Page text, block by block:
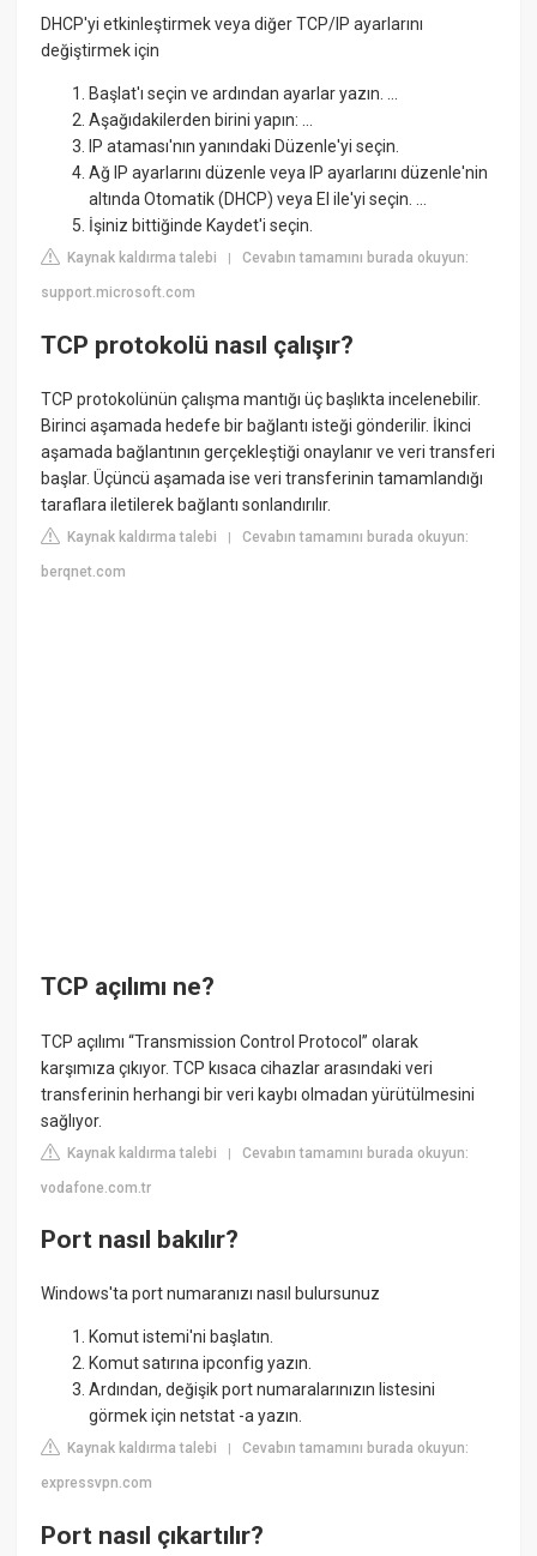
DHCP'yi etkinleştirmek veya diğer TCP/IP ayarlarını
değiştirmek için
Başlat'ı seçin ve ardından ayarlar yazın. ...
Aşağıdakilerden birini yapın: ...
IP ataması'nın yanındaki Düzenle'yi seçin.
Ağ IP ayarlarını düzenle veya IP ayarlarını düzenle'nin
altında Otomatik (DHCP) veya El ile'yi seçin. ...
İşiniz bittiğinde Kaydet'i seçin.
Kaynak kaldırma talebi |Cevabın tamamını burada okuyun:
support.microsoft.com
TCP protokolü nasıl çalışır?
TCP protokolünün çalışma mantığı üç başlıkta incelenebilir.
Birinci aşamada hedefe bir bağlantı isteği gönderilir. İkinci
aşamada bağlantının gerçekleştiği onaylanır ve veri transferi
başlar. Üçüncü aşamada ise veri transferinin tamamlandığı
taraflara iletilerek bağlantı sonlandırılır.
Kaynak kaldırma talebi |Cevabın tamamını burada okuyun:
berqnet.com
TCP açılımı ne?
TCP açılımı “Transmission Control Protocol” olarak
karşımıza çıkıyor. TCP kısaca cihazlar arasındaki veri
transferinin herhangi bir veri kaybı olmadan yürütülmesini
sağlıyor.
Kaynak kaldırma talebi |Cevabın tamamını burada okuyun:
vodafone.com.tr
Port nasıl bakılır?
Windows'ta port numaranızı nasıl bulursunuz
Komut istemi'ni başlatın.
Komut satırına ipconfig yazın.
Ardından, değişik port numaralarınızın listesini
görmek için netstat -a yazın.
Kaynak kaldırma talebi |Cevabın tamamını burada okuyun:
expressvpn.com
Port nasıl çıkartılır?